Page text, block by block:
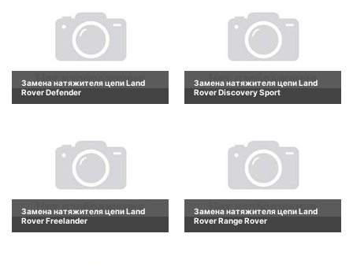
Замена натяжителя цепи Land
Rover Defender
Замена натяжителя цепи Land
Rover Discovery Sport
Замена натяжителя цепи Land
Rover Freelander
Замена натяжителя цепи Land
Rover Range Rover